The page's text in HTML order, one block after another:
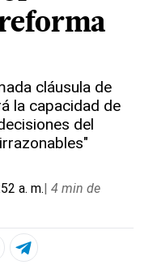
cláusula de
la capacidad de
del
a. m.| 4 min de